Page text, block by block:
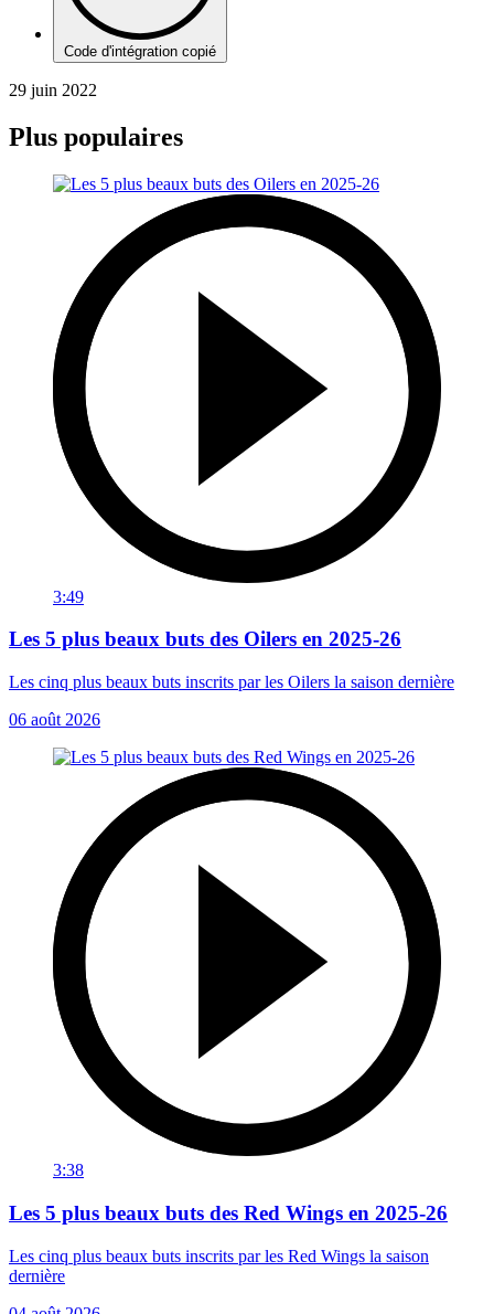
Code d'intégration copié
29 juin 2022
Plus populaires
3:49
Les 5 plus beaux buts des Oilers en 2025-26
Les cinq plus beaux buts inscrits par les Oilers la saison dernière
06 août 2026
3:38
Les 5 plus beaux buts des Red Wings en 2025-26
Les cinq plus beaux buts inscrits par les Red Wings la saison
dernière